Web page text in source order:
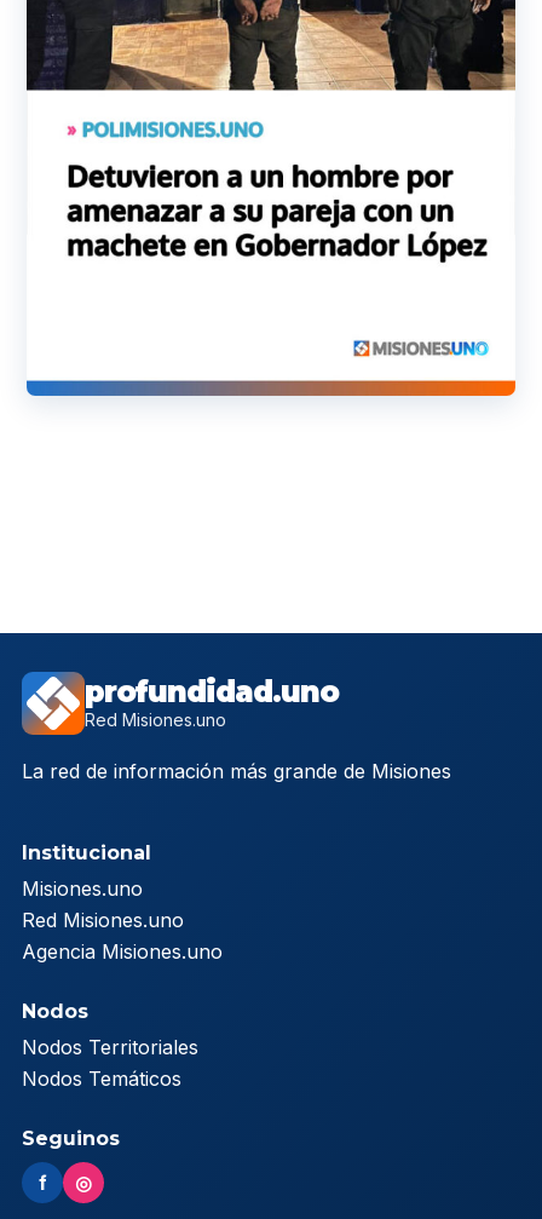
profundidad.uno
Red Misiones.uno
La red de información más grande de Misiones
Institucional
Misiones.uno
Red Misiones.uno
Agencia Misiones.uno
Nodos
Nodos Territoriales
Nodos Temáticos
Seguinos
f ◎